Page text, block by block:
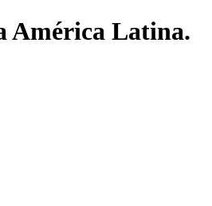
América Latina.